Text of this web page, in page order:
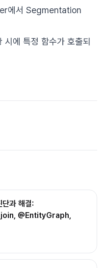
에서 Segmentation
에 특정 함수가 호출되
과 해결:
@EntityGraph,